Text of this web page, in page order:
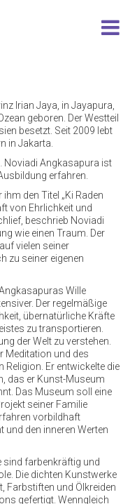
Irian Jaya, in Jayapura,
geboren. Der Westteil
besetzt. Seit 2009 lebt
in Jakarta.
Noviadi Angkasapura ist
erfahren.
den Titel „Ki Raden
von Ehrlichkeit und
beschrieb Noviadi
wie einen Traum. Der
vielen seiner
zu seiner eigenen
Wille
Der regelmäßige
übernatürliche Kräfte
zu transportieren.
der Welt zu verstehen.
Meditation und des
Er entwickelte die
das er Kunst-Museum
Das Museum soll eine
seiner Familie
vorbildhaft
und den inneren Werten
sind farbenkräftig und
Die dichten Kunstwerke
Farbstiften und Ölkreiden
gefertigt. Wenngleich